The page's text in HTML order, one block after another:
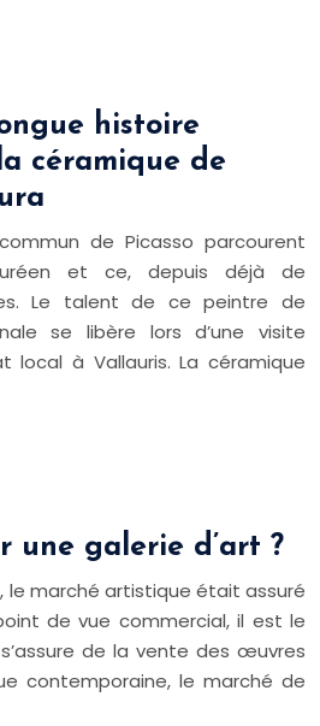
histoire
céramique de
de Picasso parcourent
et ce, depuis déjà de
Le talent de ce peintre de
se libère lors d’une visite
local à Vallauris. La céramique
une galerie d’art ?
le marché artistique était assuré
de vue commercial, il est le
de la vente des œuvres
contemporaine, le marché de